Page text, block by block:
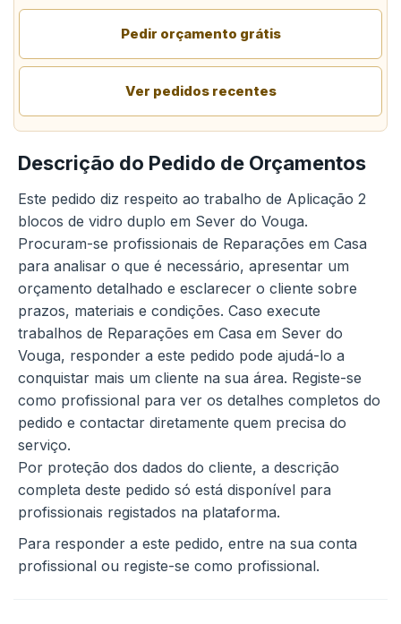
Pedir orçamento grátis
Ver pedidos recentes
Descrição do Pedido de Orçamentos
Este pedido diz respeito ao trabalho de Aplicação 2
blocos de vidro duplo em Sever do Vouga.
Procuram-se profissionais de Reparações em Casa
para analisar o que é necessário, apresentar um
orçamento detalhado e esclarecer o cliente sobre
prazos, materiais e condições. Caso execute
trabalhos de Reparações em Casa em Sever do
Vouga, responder a este pedido pode ajudá-lo a
conquistar mais um cliente na sua área. Registe-se
como profissional para ver os detalhes completos do
pedido e contactar diretamente quem precisa do
serviço.
Por proteção dos dados do cliente, a descrição
completa deste pedido só está disponível para
profissionais registados na plataforma.
Para responder a este pedido, entre na sua conta
profissional ou registe-se como profissional.